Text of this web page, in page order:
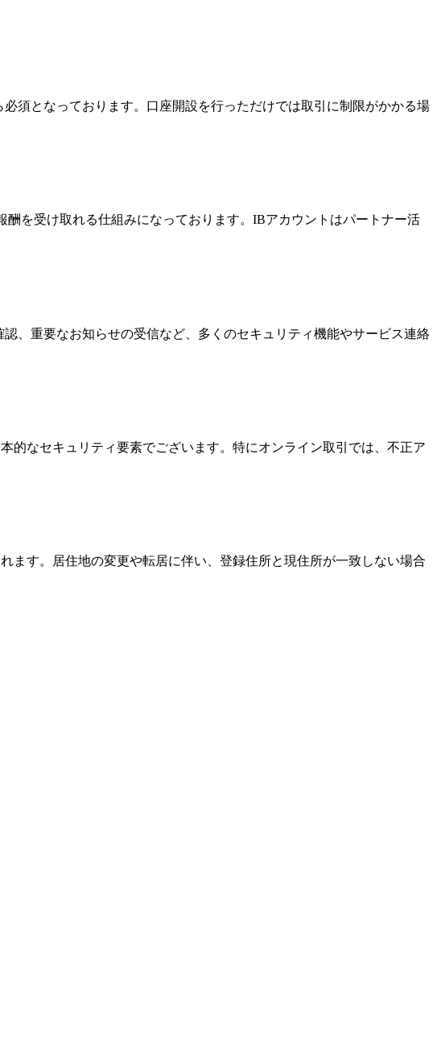
須となっております。口座開設を行っただけでは取引に制限がかかる場
を受け取れる仕組みになっております。IBアカウントはパートナー活
、重要なお知らせの受信など、多くのセキュリティ機能やサービス連絡
的なセキュリティ要素でございます。特にオンライン取引では、不正ア
ます。居住地の変更や転居に伴い、登録住所と現住所が一致しない場合